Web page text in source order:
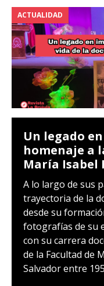
ACTUALIDAD
Un legado
homenaje a
María Isabel
A lo largo de sus
trayectoria de la
desde su
fotografías de su
con su carrera
de la Facultad de
Salvador entre